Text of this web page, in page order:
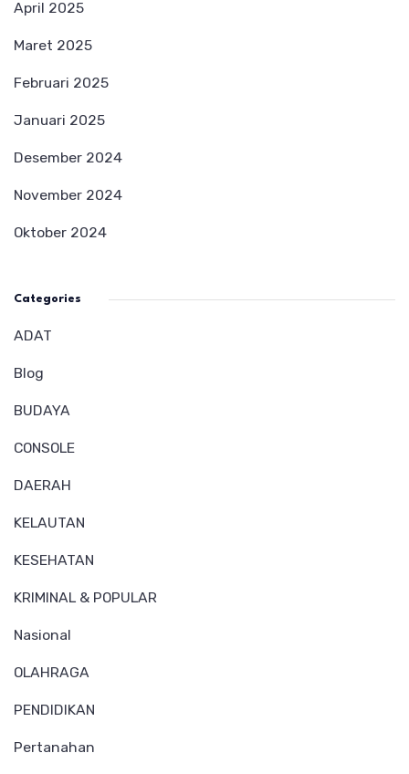
April 2025
Maret 2025
Februari 2025
Januari 2025
Desember 2024
November 2024
Oktober 2024
Categories
ADAT
Blog
BUDAYA
CONSOLE
DAERAH
KELAUTAN
KESEHATAN
KRIMINAL & POPULAR
Nasional
OLAHRAGA
PENDIDIKAN
Pertanahan